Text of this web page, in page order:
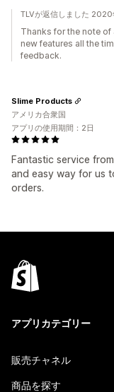
TLVが返信しました 2020
Thanks for the note
new features all the
feedback.
Fantastic service
and easy way for us
orders.
Slime Products
アメリカ合衆国
アプリの使用期間：2日
アプリカテゴリー
販売チャネル
商品を探す